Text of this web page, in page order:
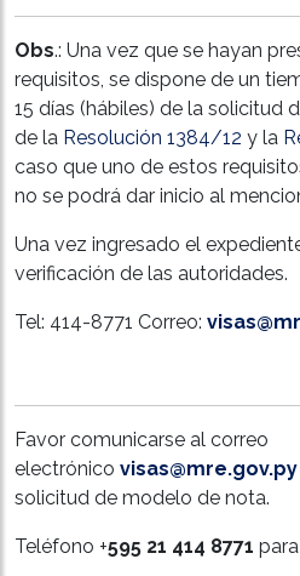
Obs.: Una vez que se hayan
requisitos, se dispone de un
15 días (hábiles) de la solicitud
de la Resolución 1384/12 y la
caso que uno de estos
no se podrá dar inicio al
Una vez ingresado el
verificación de las autoridades.
Tel: 414-8771 Correo:
Favor comunicarse al correo
electrónico visas@mre.gov.py
solicitud de modelo de nota.
Teléfono +595 21 414 8771